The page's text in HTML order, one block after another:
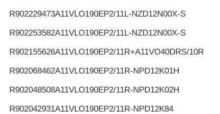
R902229473A11VLO190EP2/11L-NZD12N00X-S
R902253582A11VLO190EP2/11L-NZD12N00X-S
R902155626A11VLO190EP2/11R+A11VO40DRS/10R
R902068462A11VLO190EP2/11R-NPD12K01H
R902048508A11VLO190EP2/11R-NPD12K02H
R902042931A11VLO190EP2/11R-NPD12K84